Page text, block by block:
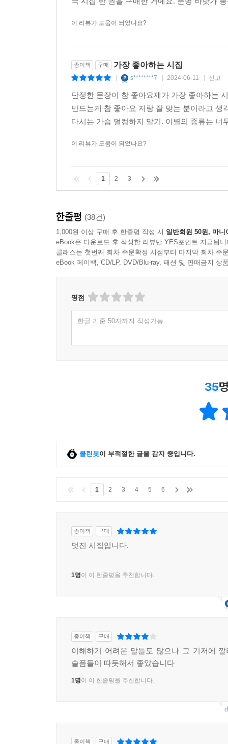
- 「당신은 언제 노래가 되지」 부분
알고 있기에 이번 시집에서도 사랑을 정면으
받아들이지만, 그래서 불타는 자동차에서는 내
사랑을 겪어낸 자만이 할 수 있는 그의 이야기
솔직한 이야기로 우리를 만나는 허연이 그의 깊
이제 여기에 왔다.
[시인의 말]
소식은 없었다
2020년 6월
허연
이 리뷰가 도움이 되었나요?
종이책 구매 가장 좋아하는 시집
s********7 2024-06-11 신고
단정한 문장이 참 좋아요제가 가장 좋아하는
만드는게 참 좋아요 저랑 잘 맞는 분이라고
다시는 가슴 덜컹하지 말기. 이별의 종류는
이 리뷰가 도움이 되었나요?
1 2 3
한줄평 (38건)
1,000원 이상 구매 후 한줄평 작성 시 일반회원 50원, 마니
eBook은 다운로드 후 작성한 리뷰만 YES포인트 지급됩니
클래스는 첫번째 회차 주문확정 시점부터 마지막 회차 주
eBook 페이백, CD/LP, DVD/Blu-ray, 패션 및 판매금지 상
평점
한글 기준 50자까지 작성가능
35
클린봇이 부적절한 글을 감지 중입니다.
1 2 3 4 5 6
종이책 구매
멋진 시집입니다.
1명이 이 한줄평을 추천합니다.
종이책 구매
이해하기 어려운 말들도 많으나 그 기저에
슬픔들이 따듯해서 좋았습니다
1명이 이 한줄평을 추천합니다.
종이책 구매